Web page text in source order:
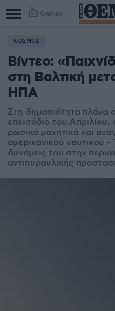
Games
ΚΟΣΜΟΣ
Βίντεο:
στη Βαλτική
ΗΠΑ
Στη δημοσιότητα πλάνα
επεισόδιο του
ρωσικά μαχητικά και
αμερικανικού ναυτικού
δυνάμεις του στην
αντιπυραυλικής